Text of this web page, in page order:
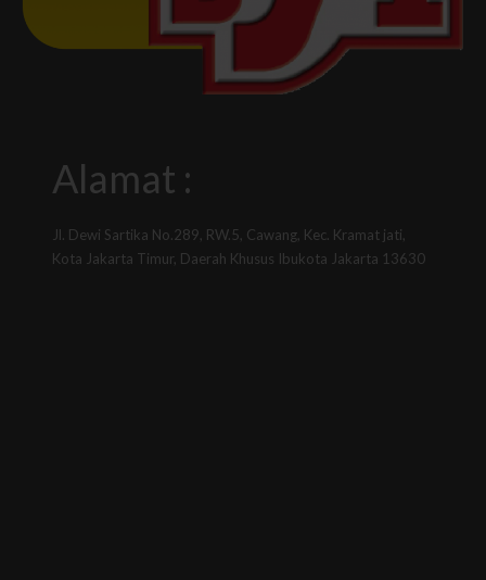
Alamat :
Jl. Dewi Sartika No.289, RW.5, Cawang, Kec. Kramat jati,
Kota Jakarta Timur, Daerah Khusus Ibukota Jakarta 13630